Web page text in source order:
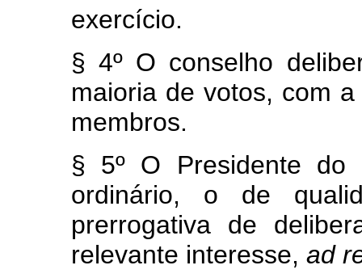
exercício.
§ 4º O conselho
maioria de votos, com
membros.
§ 5º O Presidente do
ordinário, o de
prerrogativa de
relevante interesse, ad